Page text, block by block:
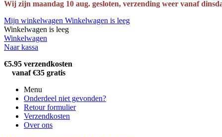
Wij zijn maandag 10 aug. gesloten, verzending weer vanaf
Mijn winkelwagen Winkelwagen is leeg
Winkelwagen is leeg
Winkelwagen
Naar kassa
€5.95 verzendkosten
vanaf €35 gratis
Menu
Onderdeel niet gevonden?
Retour formulier
Verzendkosten
Over ons